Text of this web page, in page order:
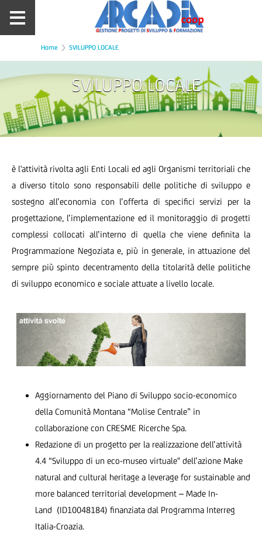
Home SVILUPPO LOCALE
SVILUPPO LOCALE
è l'attività rivolta agli Enti Locali ed agli Organismi territoriali che
a diverso titolo sono responsabili delle politiche di sviluppo e
sostegno all’economia con l’offerta di specifici servizi per la
progettazione, l’implementazione ed il monitoraggio di progetti
complessi collocati all’interno di quella che viene definita la
Programmazione Negoziata e, più in generale, in attuazione del
sempre più spinto decentramento della titolarità delle politiche
di sviluppo economico e sociale attuate a livello locale.
Aggiornamento del Piano di Sviluppo socio-economico
della Comunità Montana “Molise Centrale” in
collaborazione con CRESME Ricerche Spa.
Redazione di un progetto per la realizzazione dell’attività
4.4 “Sviluppo di un eco-museo virtuale" dell’azione Make
natural and cultural heritage a leverage for sustainable and
more balanced territorial development – Made In-
Land (ID10048184) finanziata dal Programma Interreg
Italia-Croazia.